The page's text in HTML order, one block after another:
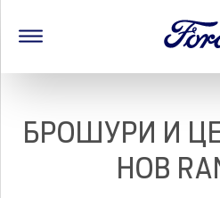
БРОШУРИ И
НОВ